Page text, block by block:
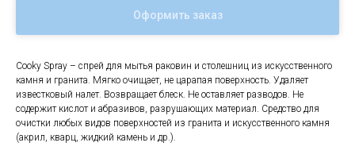
Оформить заказ
Cooky Spray – спрей для мытья раковин и столешниц из искусственного
камня и гранита. Мягко очищает, не царапая поверхность. Удаляет
известковый налет. Возвращает блеск. Не оставляет разводов. Не
содержит кислот и абразивов, разрушающих материал. Средство для
очистки любых видов поверхностей из гранита и искусственного камня
(акрил, кварц, жидкий камень и др.).